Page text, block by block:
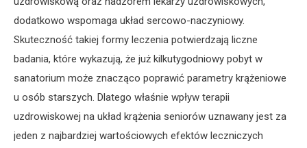
dodatkowo wspomaga układ sercowo-naczyniowy.
Skuteczność takiej formy leczenia potwierdzają liczne
badania, które wykazują, że już kilkutygodniowy pobyt w
sanatorium może znacząco poprawić parametry krążeniowe
u osób starszych. Dlatego właśnie wpływ terapii
uzdrowiskowej na układ krążenia seniorów uznawany jest za
jeden z najbardziej wartościowych efektów leczniczych